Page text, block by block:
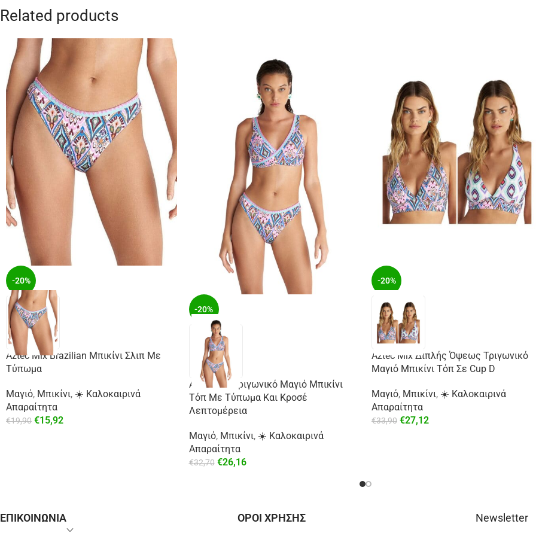
Related products
-20%
Aztec Mix Brazilian Μπικίνι Σλιπ Με
Τύπωμα
Μαγιό, Μπικίνι, ☀️ Καλοκαιρινά
Απαραίτητα
€19,90 €15,92
-20%
Aztec Mix Τριγωνικό Μαγιό Μπικίνι
Τόπ Με Τύπωμα Και Κροσέ
Λεπτομέρεια
Μαγιό, Μπικίνι, ☀️ Καλοκαιρινά
Απαραίτητα
€32,70 €26,16
-20%
Aztec Mix Διπλής Όψεως Τριγωνικό
Μαγιό Μπικίνι Τόπ Σε Cup D
Μαγιό, Μπικίνι, ☀️ Καλοκαιρινά
Απαραίτητα
€33,90 €27,12
ΕΠΙΚΟΙΝΩΝΙΑ ΟΡΟΙ ΧΡΗΣΗΣ Newsletter